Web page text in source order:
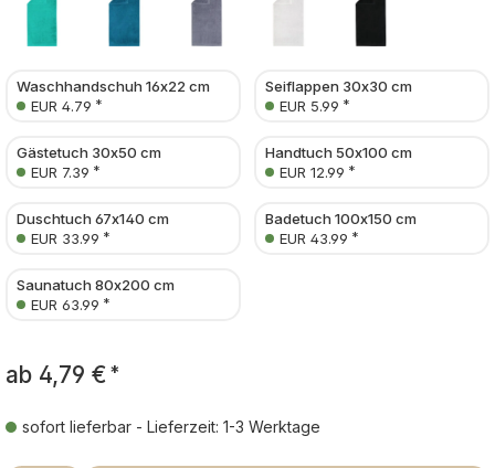
Waschhandschuh 16x22 cm
EUR 4.79 *
Seiflappen 30x30 cm
EUR 5.99 *
Gästetuch 30x50 cm
EUR 7.39 *
Handtuch 50x100 cm
EUR 12.99 *
Duschtuch 67x140 cm
EUR 33.99 *
Badetuch 100x150 cm
EUR 43.99 *
Saunatuch 80x200 cm
EUR 63.99 *
ab 4,79 € *
sofort lieferbar - Lieferzeit: 1-3 Werktage